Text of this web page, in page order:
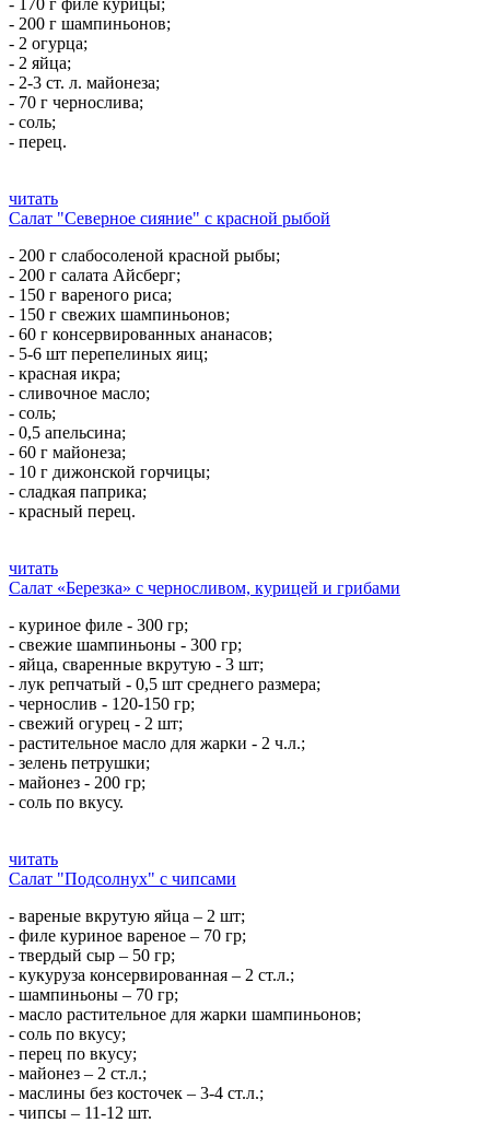
- 170 г филе курицы;
- 200 г шампиньонов;
- 2 огурца;
- 2 яйца;
- 2-3 ст. л. майонеза;
- 70 г чернослива;
- соль;
- перец.
читать
Салат "Северное сияние" с красной рыбой
- 200 г слабосоленой красной рыбы;
- 200 г салата Айсберг;
- 150 г вареного риса;
- 150 г свежих шампиньонов;
- 60 г консервированных ананасов;
- 5-6 шт перепелиных яиц;
- красная икра;
- сливочное масло;
- соль;
- 0,5 апельсина;
- 60 г майонеза;
- 10 г дижонской горчицы;
- сладкая паприка;
- красный перец.
читать
Салат «Березка» с черносливом, курицей и грибами
- куриное филе - 300 гр;
- свежие шампиньоны - 300 гр;
- яйца, сваренные вкрутую - 3 шт;
- лук репчатый - 0,5 шт среднего размера;
- чернослив - 120-150 гр;
- свежий огурец - 2 шт;
- растительное масло для жарки - 2 ч.л.;
- зелень петрушки;
- майонез - 200 гр;
- соль по вкусу.
читать
Салат "Подсолнух" с чипсами
- вареные вкрутую яйца – 2 шт;
- филе куриное вареное – 70 гр;
- твердый сыр – 50 гр;
- кукуруза консервированная – 2 ст.л.;
- шампиньоны – 70 гр;
- масло растительное для жарки шампиньонов;
- соль по вкусу;
- перец по вкусу;
- майонез – 2 ст.л.;
- маслины без косточек – 3-4 ст.л.;
- чипсы – 11-12 шт.